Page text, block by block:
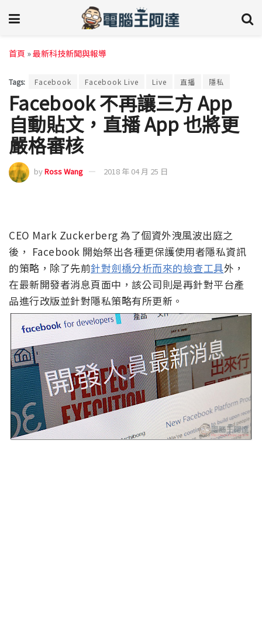
首頁 »最新科技新聞與報導
Tags: Facebook Facebook Live Live 直播 隱私
Facebook 不再讓三方 App
自動貼文，直播 App 也將更
嚴格審核
byRoss Wang 2018 年 04 月 25 日
CEO Mark Zuckerberg 為了個資外洩風波出庭之
後， Facebook 開始祭出各種更保護使用者隱私資訊
的策略，除了先前針對劍橋分析而來的檢查工具外，
在最新開發者消息頁面中，該公司則是再針對平台產
品進行改版並針對隱私策略有所更新。